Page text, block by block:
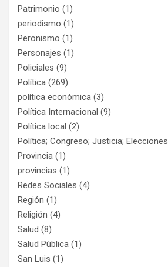
Patrimonio (1)
periodismo (1)
Peronismo (1)
Personajes (1)
Policiales (9)
Política (269)
política económica (3)
Política Internacional (9)
Política local (2)
Política; Congreso; Justicia; Elecciones
Provincia (1)
provincias (1)
Redes Sociales (4)
Región (1)
Religión (4)
Salud (8)
Salud Pública (1)
San Luis (1)